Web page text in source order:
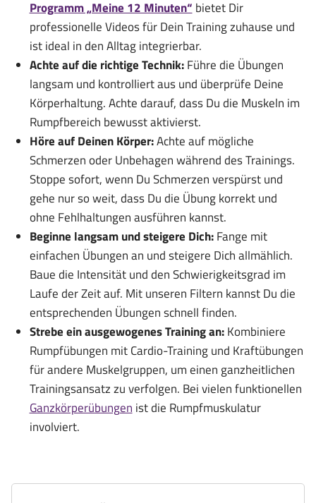
Programm „Meine 12 Minuten“ bietet Dir
professionelle Videos für Dein Training zuhause und
ist ideal in den Alltag integrierbar.
Achte auf die richtige Technik:Führe die Übungen
langsam und kontrolliert aus und überprüfe Deine
Körperhaltung. Achte darauf, dass Du die Muskeln im
Rumpfbereich bewusst aktivierst.
Höre auf Deinen Körper:Achte auf mögliche
Schmerzen oder Unbehagen während des Trainings.
Stoppe sofort, wenn Du Schmerzen verspürst und
gehe nur so weit, dass Du die Übung korrekt und
ohne Fehlhaltungen ausführen kannst.
Beginne langsam und steigere Dich:Fange mit
einfachen Übungen an und steigere Dich allmählich.
Baue die Intensität und den Schwierigkeitsgrad im
Laufe der Zeit auf. Mit unseren Filtern kannst Du die
entsprechenden Übungen schnell finden.
Strebe ein ausgewogenes Training an:Kombiniere
Rumpfübungen mit Cardio-Training und Kraftübungen
für andere Muskelgruppen, um einen ganzheitlichen
Trainingsansatz zu verfolgen. Bei vielen funktionellen
Ganzkörperübungen ist die Rumpfmuskulatur
involviert.